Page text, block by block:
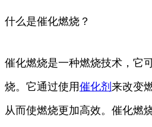
什么是催化燃烧？
催化燃烧是一种燃烧技术，它
烧。它通过使用催化剂 来改变
从而使燃烧更加高效。催化燃